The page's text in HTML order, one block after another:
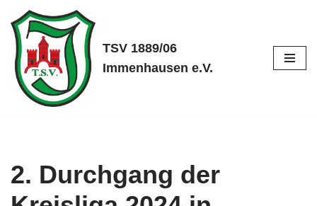
Zum
Inhalt
springen
TSV 1889/06
Immenhausen e.V.
2. Durchgang der